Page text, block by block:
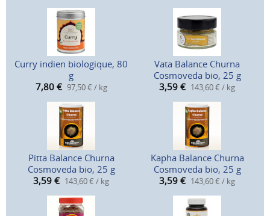
Curry indien biologique, 80
g
7,80 € 97,50 € / kg
Vata Balance Churna
Cosmoveda bio, 25 g
3,59 € 143,60 € / kg
Pitta Balance Churna
Cosmoveda bio, 25 g
3,59 € 143,60 € / kg
Kapha Balance Churna
Cosmoveda bio, 25 g
3,59 € 143,60 € / kg